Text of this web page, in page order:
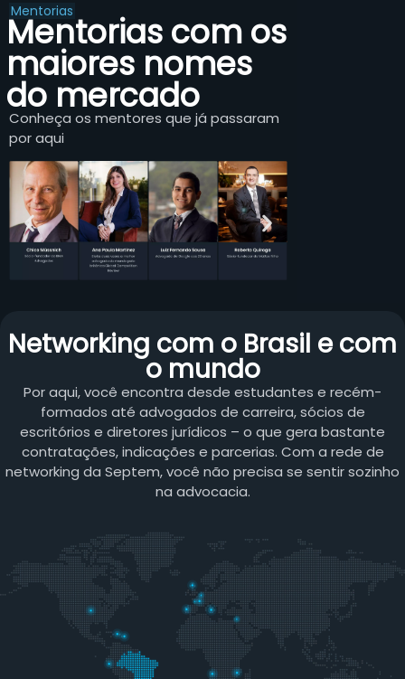
Mentorias
Mentorias com os
maiores nomes
do mercado
Conheça os mentores que já passaram
por aqui
Networking com o Brasil e com
o mundo
Por aqui, você encontra desde estudantes e recém-
formados até advogados de carreira, sócios de
escritórios e diretores jurídicos – o que gera bastante
contratações, indicações e parcerias. Com a rede de
networking da Septem, você não precisa se sentir sozinho
na advocacia.